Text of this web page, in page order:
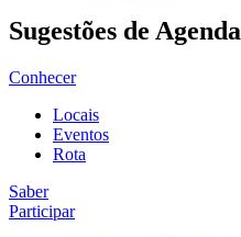
Sugestões de Agenda
Conhecer
Locais
Eventos
Rota
Saber
Participar